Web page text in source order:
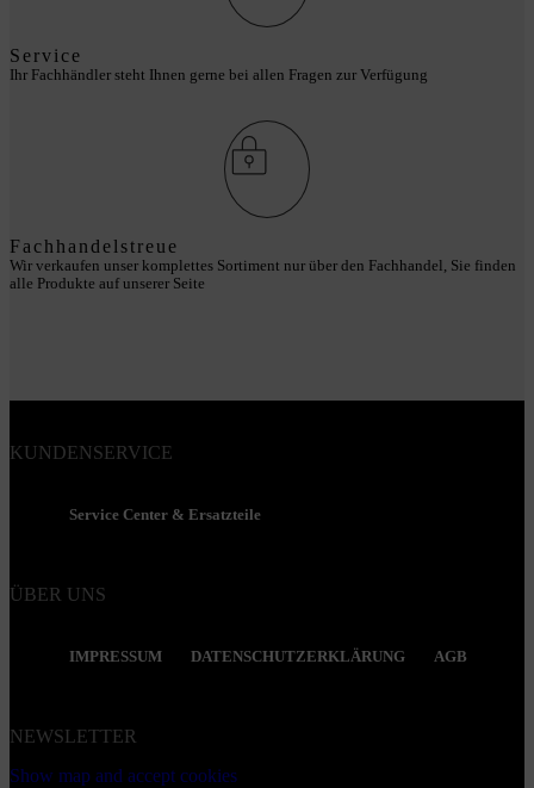
Service
Ihr Fachhändler steht Ihnen gerne bei allen Fragen zur Verfügung
Fachhandelstreue
Wir verkaufen unser komplettes Sortiment nur über den Fachhandel, Sie finden
alle Produkte auf unserer Seite
KUNDENSERVICE
Service Center & Ersatzteile
ÜBER UNS
IMPRESSUM DATENSCHUTZERKLÄRUNG AGB
NEWSLETTER
Show map and accept cookies